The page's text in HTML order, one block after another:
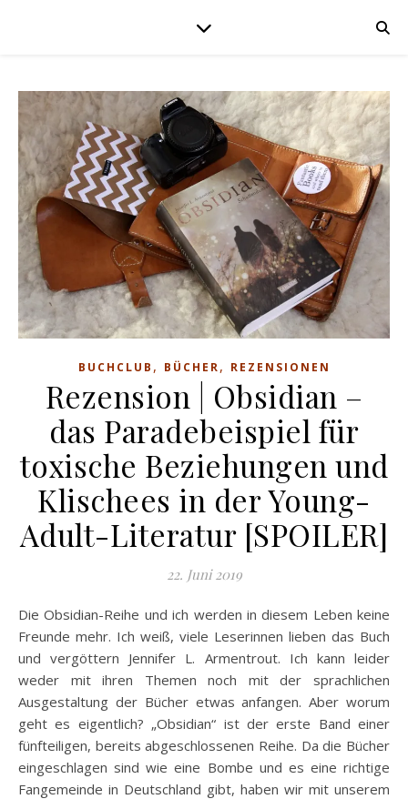
BUCHCLUB , BÜCHER, REZENSIONEN
Rezension | Obsidian –
das Paradebeispiel für
toxische Beziehungen und
Klischees in der Young-
Adult-Literatur [SPOILER]
22. Juni 2019
Die Obsidian-Reihe und ich werden in diesem Leben keine
Freunde mehr. Ich weiß, viele Leserinnen lieben das Buch
und vergöttern Jennifer L. Armentrout. Ich kann leider
weder mit ihren Themen noch mit der sprachlichen
Ausgestaltung der Bücher etwas anfangen. Aber worum
geht es eigentlich? „Obsidian“ ist der erste Band einer
fünfteiligen, bereits abgeschlossenen Reihe. Da die Bücher
eingeschlagen sind wie eine Bombe und es eine richtige
Fangemeinde in Deutschland gibt, haben wir mit unserem